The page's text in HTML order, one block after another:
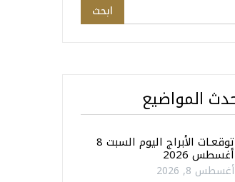
المواضيع
توقعـات الأبراج اليوم السبت 8
أغسطس 2026
أغسطس 8, 2026